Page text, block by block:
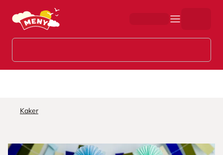
Hopp til hovedinnhold
Kaker